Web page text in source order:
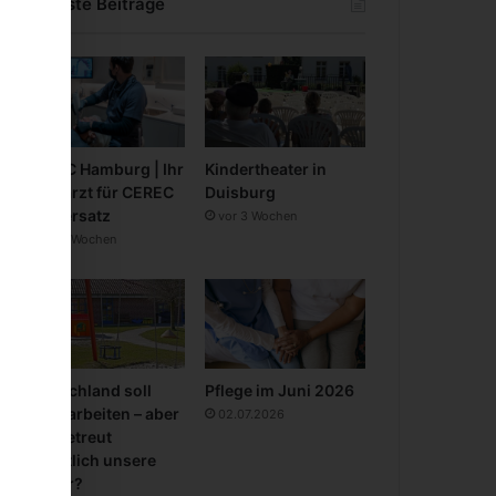
CEREC Hamburg | Ihr
Zahnarzt für CEREC
Zahnersatz
vor 3 Wochen
Kindertheater in
Duisburg
vor 3 Wochen
Deutschland soll
mehr arbeiten – aber
wer betreut
eigentlich unsere
Kinder?
Pflege im Juni 2026
02.07.2026